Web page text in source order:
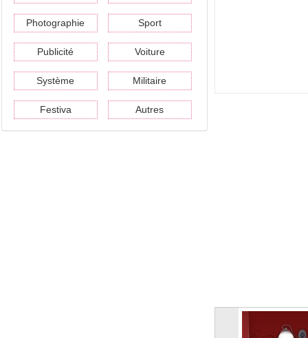
Photographie Sport
Publicité Voiture
Système Militaire
Festiva Autres